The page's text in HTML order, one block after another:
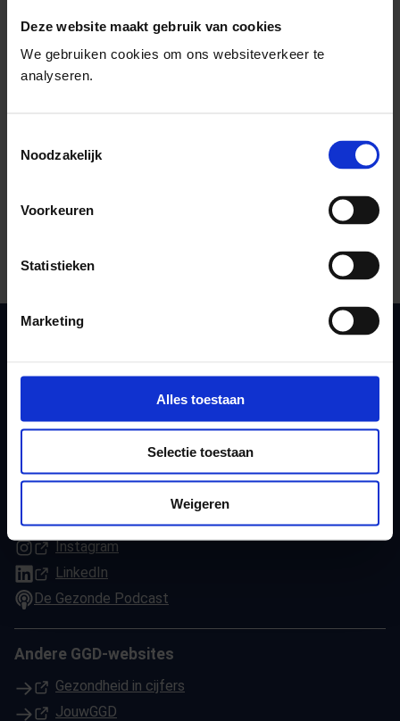
Deze website maakt gebruik van cookies
We gebruiken cookies om ons websiteverkeer te
analyseren.
Noodzakelijk
Voorkeuren
Statistieken
Marketing
Alles toestaan
Selectie toestaan
Weigeren
info@ggdgelderlandzuid.nl
(Opent in een nieuw tabblad)
Youtube
(Opent in een nieuw tabblad)
Instagram
(Opent in een nieuw tabblad)
LinkedIn
(Opent in een nieuw tabblad)
De Gezonde Podcast
Andere GGD-websites
Gezondheid in cijfers
(Opent in een nieuw tabblad)
JouwGGD
(Opent in een nieuw tabblad)